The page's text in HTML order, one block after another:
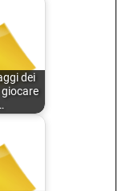
dei
giocare